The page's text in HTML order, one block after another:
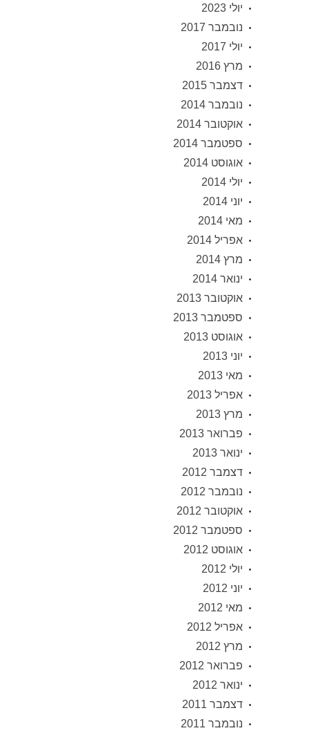
יולי 2023
נובמבר 2017
יולי 2017
מרץ 2016
דצמבר 2015
נובמבר 2014
אוקטובר 2014
ספטמבר 2014
אוגוסט 2014
יולי 2014
יוני 2014
מאי 2014
אפריל 2014
מרץ 2014
ינואר 2014
אוקטובר 2013
ספטמבר 2013
אוגוסט 2013
יוני 2013
מאי 2013
אפריל 2013
מרץ 2013
פברואר 2013
ינואר 2013
דצמבר 2012
נובמבר 2012
אוקטובר 2012
ספטמבר 2012
אוגוסט 2012
יולי 2012
יוני 2012
מאי 2012
אפריל 2012
מרץ 2012
פברואר 2012
ינואר 2012
דצמבר 2011
נובמבר 2011